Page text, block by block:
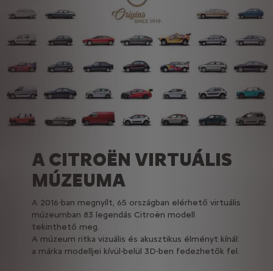
A CITROËN VIRTUÁLIS
MÚZEUMA
A 2016-ban megnyílt, 65 országban elérhető virtuális
múzeumban 83 legendás Citroën modell
tekinthető meg.
A múzeum ritka vizuális és akusztikus élményt kínál:
a márka modelljei kívül-belül 3D-ben fedezhetők fel.